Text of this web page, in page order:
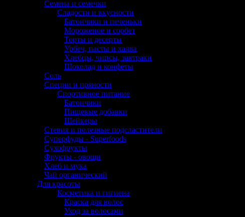
Семена и семечки
Сладости и вкусности
Батончики и печеньки
Мороженое и сорбет
Торты и десерты
Урбеч, пасты и халва
Хлебцы, чипсы, завтраки
Шоколад и конфеты
Соль
Специи и пряности
Спортивное питание
Батончики
Пищевые добавки
Шейкеры
Стевия и полезные подсластители
Суперфуды - Superfoods
Сухофрукты
Фрукты - овощи
Хлеб и мука
Чай органический
Для красоты
Косметика и гигиена
Краска для волос
Уход за волосами